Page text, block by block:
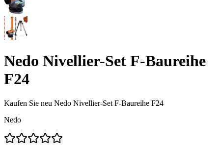
Nedo Nivellier-Set F-Baureihe
F24
Kaufen Sie neu Nedo Nivellier-Set F-Baureihe F24
Nedo